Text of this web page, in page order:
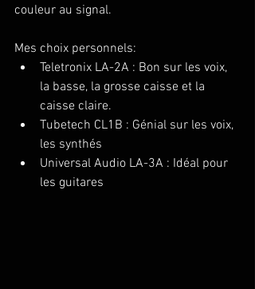
couleur au signal.
Mes choix personnels:
Teletronix LA-2A : Bon sur les voix,
la basse, la grosse caisse et la
caisse claire.
Tubetech CL1B : Génial sur les voix,
les synthés
Universal Audio LA-3A : Idéal pour
les guitares